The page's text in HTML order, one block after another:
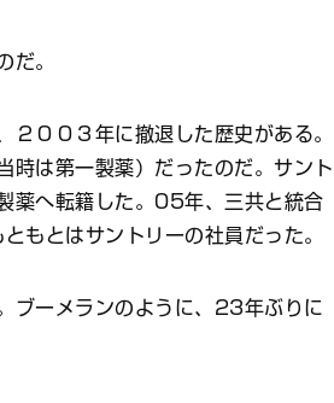
だ。
００３年に撤退した歴史がある。
時は第一製薬）だったのだ。サント
薬へ転籍した。05年、三共と統合
もとはサントリーの社員だった。
ブーメランのように、23年ぶりに